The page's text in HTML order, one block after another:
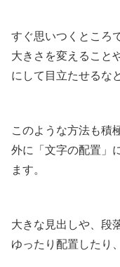
すぐ思いつくところ
大きさを変えること
にして目立たせるな
このような方法も積
外に「文字の配置」
ます。
大きな見出しや、段
ゆったり配置したり、